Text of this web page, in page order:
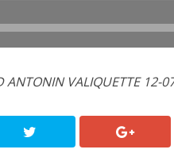
ANTONIN VALIQUETTE 12-